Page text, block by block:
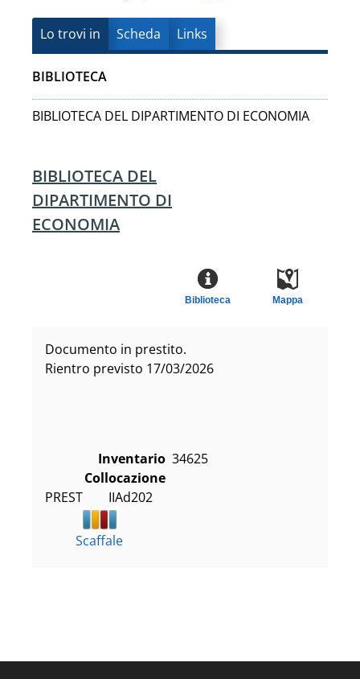
Lo trovi in Scheda Links
BIBLIOTECA
BIBLIOTECA DEL DIPARTIMENTO DI ECONOMIA
BIBLIOTECA DEL
DIPARTIMENTO DI
ECONOMIA
Mappa
Biblioteca
Documento in prestito.
Rientro previsto 17/03/2026
Inventario 34625
Collocazione
PREST        IIAd202
Scaffale